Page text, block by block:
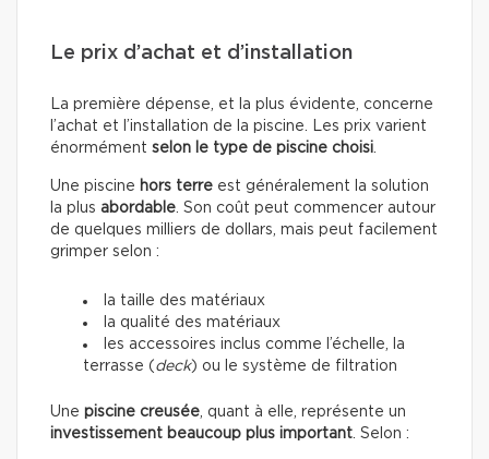
Le prix d’achat et d’installation
La première dépense, et la plus évidente, concerne
l’achat et l’installation de la piscine. Les prix varient
énormément selon le type de piscine choisi.
Une piscine hors terre est généralement la solution
la plus abordable. Son coût peut commencer autour
de quelques milliers de dollars, mais peut facilement
grimper selon :
la taille des matériaux
la qualité des matériaux
les accessoires inclus comme l’échelle, la
terrasse ( deck) ou le système de filtration
Une piscine creusée, quant à elle, représente un
investissement beaucoup plus important. Selon :